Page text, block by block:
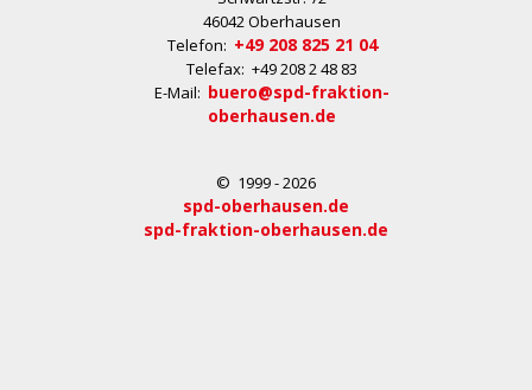
46042 Oberhausen
Telefon: +49 208 825 21 04
Telefax: +49 208 2 48 83
E-Mail: buero@spd-fraktion-
oberhausen.de
© 1999 - 2026
spd-oberhausen.de
spd-fraktion-oberhausen.de